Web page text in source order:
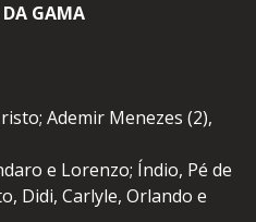
DA GAMA
Ademir Menezes (2),
e Lorenzo; Índio, Pé de
Didi, Carlyle, Orlando e